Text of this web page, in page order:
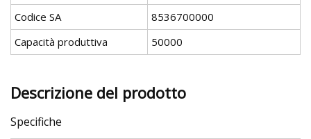
Codice SA
8536700000
Capacità produttiva
50000
Descrizione del prodotto
Specifiche